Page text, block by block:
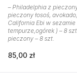
– Philadelphia z
pieczony łosoś,
California Ebi w
tempurze,ogórek ) – 8
pieczony – 8 szt.
85,00 zł